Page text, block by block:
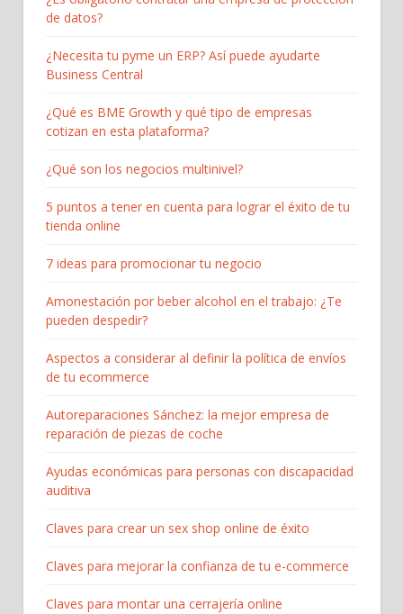
de datos?
¿Necesita tu pyme un ERP? Así puede ayudarte
Business Central
¿Qué es BME Growth y qué tipo de empresas
cotizan en esta plataforma?
¿Qué son los negocios multinivel?
5 puntos a tener en cuenta para lograr el éxito de tu
tienda online
7 ideas para promocionar tu negocio
Amonestación por beber alcohol en el trabajo: ¿Te
pueden despedir?
Aspectos a considerar al definir la política de envíos
de tu ecommerce
Autoreparaciones Sánchez: la mejor empresa de
reparación de piezas de coche
Ayudas económicas para personas con discapacidad
auditiva
Claves para crear un sex shop online de éxito
Claves para mejorar la confianza de tu e-commerce
Claves para montar una cerrajería online